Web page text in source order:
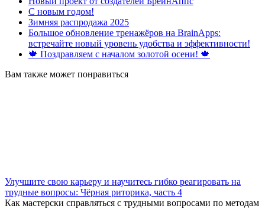
С новым годом!
Зимняя распродажа 2025
Большое обновление тренажёров на BrainApps:
встречайте новый уровень удобства и эффективности!
🍁 Поздравляем с началом золотой осени! 🍁
Вам также может понравиться
Улучшите свою карьеру и научитесь гибко реагировать на
трудные вопросы: Чёрная риторика, часть 4
Как мастерски справляться с трудными вопросами по методам